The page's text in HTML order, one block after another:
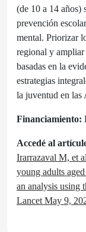
(de 10 a 14 años)
prevención
mental. Priorizar
regional y
basadas en la
estrategias
la juventud en las
Financiamiento:
Accedé al
Irarrazaval M, et
young adults
an analysis using
Lancet May 9,